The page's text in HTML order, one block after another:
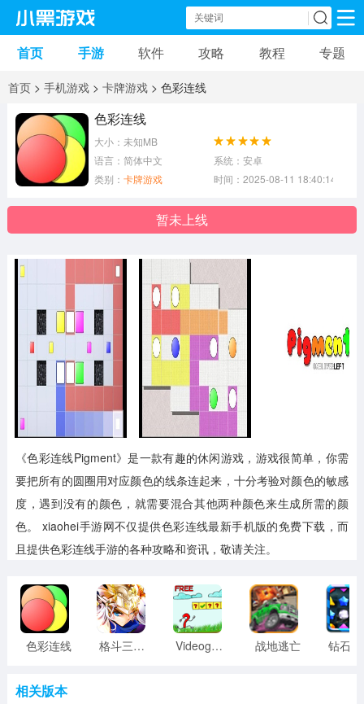
手机游戏 手机软件
安卓游戏
益智游戏 音乐游戏 传奇游戏
竞速游戏 模拟游戏 体育游戏
首页 手游 软件 攻略 教程 专题
首页 > 手机游戏 > 卡牌游戏 > 色彩连线
色彩连线
大小：未知MB
语言：简体中文
系统：安卓
类别： 卡牌游戏 时间：2025-08-11 18:40:14
暂未上线
《色彩连线Pigment》是一款有趣的休闲游戏，游戏很简单，你需
要把所有的圆圈用对应颜色的线条连起来，十分考验对颜色的敏感
度，遇到没有的颜色，就需要混合其他两种颜色来生成所需的颜
色。xiaohei手游网不仅提供色彩连线最新手机版的免费下载，而
且提供色彩连线手游的各种攻略和资讯，敬请关注。
色彩连线 格斗三国志 Videogame 战地逃亡 钻石
相关版本